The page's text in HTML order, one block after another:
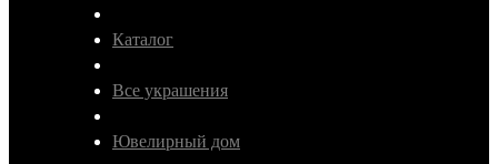
Каталог
Все украшения
Ювелирный дом